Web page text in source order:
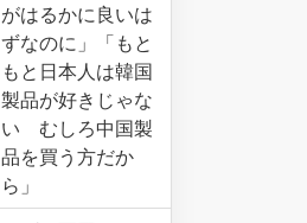
がはるかに良いは
ずなのに」「もと
もと日本人は韓国
製品が好きじゃな
い むしろ中国製
品を買う方だか
ら」